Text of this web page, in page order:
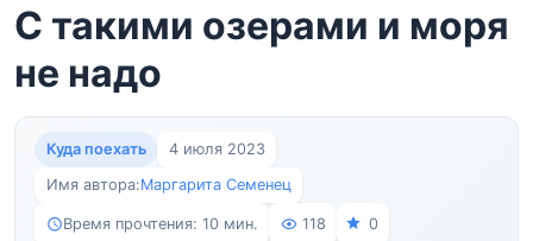
С такими озерами и моря
не надо
Куда поехать 4 июля 2023
Имя автора:Маргарита Семенец
Время прочтения: 10 мин. 118 0